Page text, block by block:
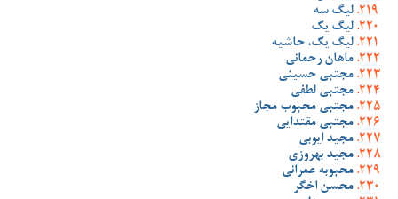
لیگ سه
لیگ یک
لیگ یک، حاشیه
ماهان رحمانی
مجتبی حسینی
مجتبی لطفی
مجتبی محبوب مجاز
مجتبی مقتدایی
مجید ایوبی
مجید بهروزی
محبوبه عمرانی
محسن اخگر